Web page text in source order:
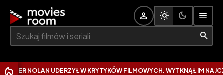
Szukaj:
NOLAN UDERZYŁ W KRYTYKÓW FILMOWYCH. WYTKNĄŁ IM